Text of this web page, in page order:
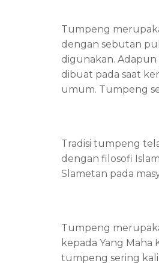
Tumpeng
dengan sebutan
digunakan. Adapun
dibuat pada saat
umum. Tumpeng
Tradisi tumpeng
dengan filosofi
Slametan pada
Tumpeng
kepada Yang Maha
tumpeng sering